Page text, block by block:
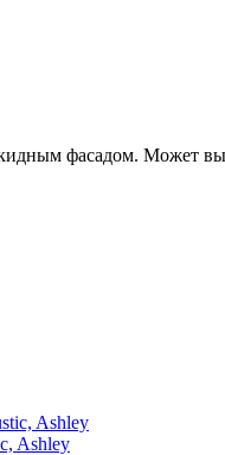
фасадом. Может
Ashley